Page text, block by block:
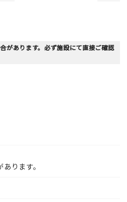
があります。必ず施設にて直接ご確認
ります。